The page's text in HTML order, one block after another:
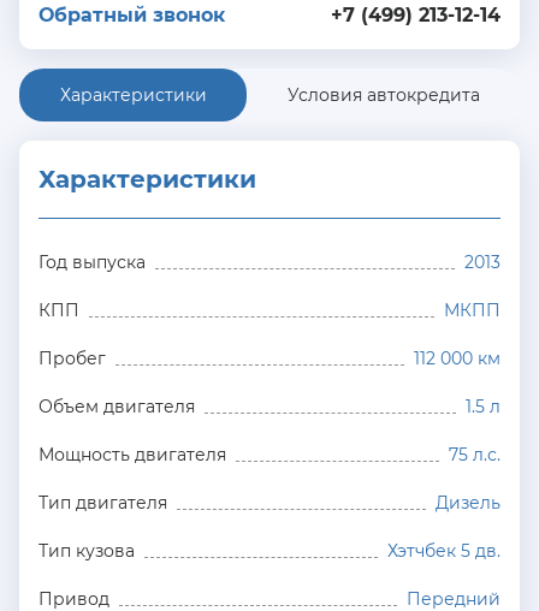
+7 (499) 213-12-14
Обратный звонок
Характеристики Условия автокредита
Характеристики
Год выпуска 2013
КПП МКПП
Пробег 112 000 км
Объем двигателя 1.5 л
Мощность двигателя 75 л.с.
Тип двигателя Дизель
Тип кузова Хэтчбек 5 дв.
Привод Передний